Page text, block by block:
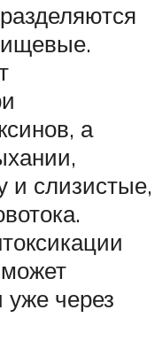
а
и слизистые,
уже через